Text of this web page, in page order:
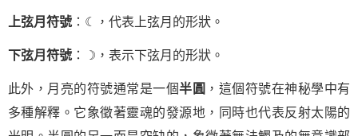
上弦月符號 ：☾，代表上弦月的形狀。
下弦月符號 ：☽，表示下弦月的形狀。
此外，月亮的符號通常是一個半圓 ，這個符號在神秘學中有
多種解釋。它象徵著靈魂的發源地，同時也代表反射太陽的